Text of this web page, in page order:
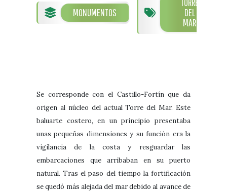
Oficinas de Turismo
Atención al extranjero
Sectores
Artesanía
Empresas de subtropicales
Visitas
Galería fotográfica de eventos
Eventos
Guías turísticas
MONUMENTOS
DEL
MAR
Se corresponde con el Castillo-Fortín que da
origen al núcleo del actual Torre del Mar. Este
baluarte costero, en un principio presentaba
unas pequeñas dimensiones y su función era la
vigilancia de la costa y resguardar las
embarcaciones que arribaban en su puerto
natural. Tras el paso del tiempo la fortificación
se quedó más alejada del mar debido al avance de